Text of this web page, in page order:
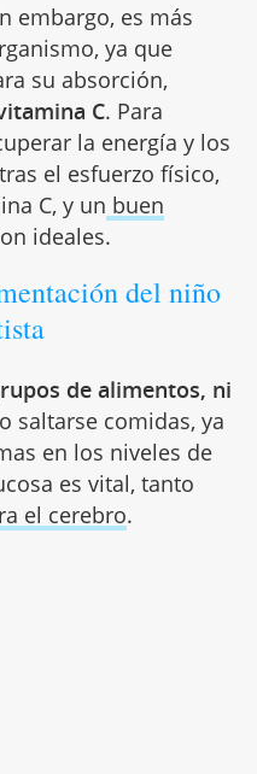
embargo, es más
ya que
su absorción,
C. Para
la energía y los
el esfuerzo físico,
C, y un buen
ideales.
del niño
de alimentos, ni
o saltarse comidas, ya
en los niveles de
es vital, tanto
el cerebro.